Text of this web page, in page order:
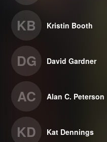
KB Kristin Booth
DG David Gardner
AC Alan C. Peterson
KD Kat Dennings